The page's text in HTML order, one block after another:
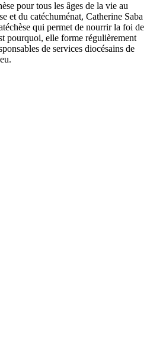
pour tous les âges de la vie au
et du catéchuménat, Catherine Saba
qui permet de nourrir la foi de
pourquoi, elle forme régulièrement
de services diocésains de